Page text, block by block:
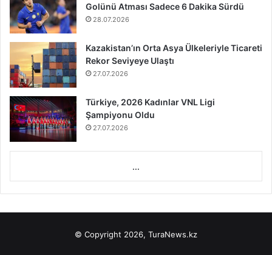
Golünü Atması Sadece 6 Dakika Sürdü
28.07.2026
Kazakistan’ın Orta Asya Ülkeleriyle Ticareti
Rekor Seviyeye Ulaştı
27.07.2026
Türkiye, 2026 Kadınlar VNL Ligi
Şampiyonu Oldu
27.07.2026
...
© Copyright 2026, TuraNews.kz